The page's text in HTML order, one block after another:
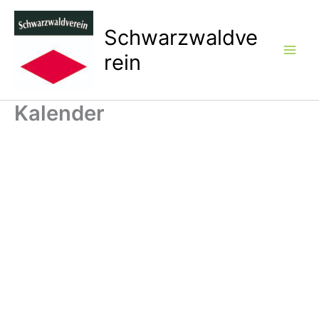
Zum
Inhalt
Schwarzwaldve
rein
Kalender